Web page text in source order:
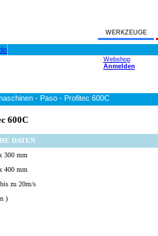
WERKZEUGE
Webshop
Anmelden
- Paso - Profitec 600C
600C
DATEN
300 mm
400 mm
zu 20m/s
)